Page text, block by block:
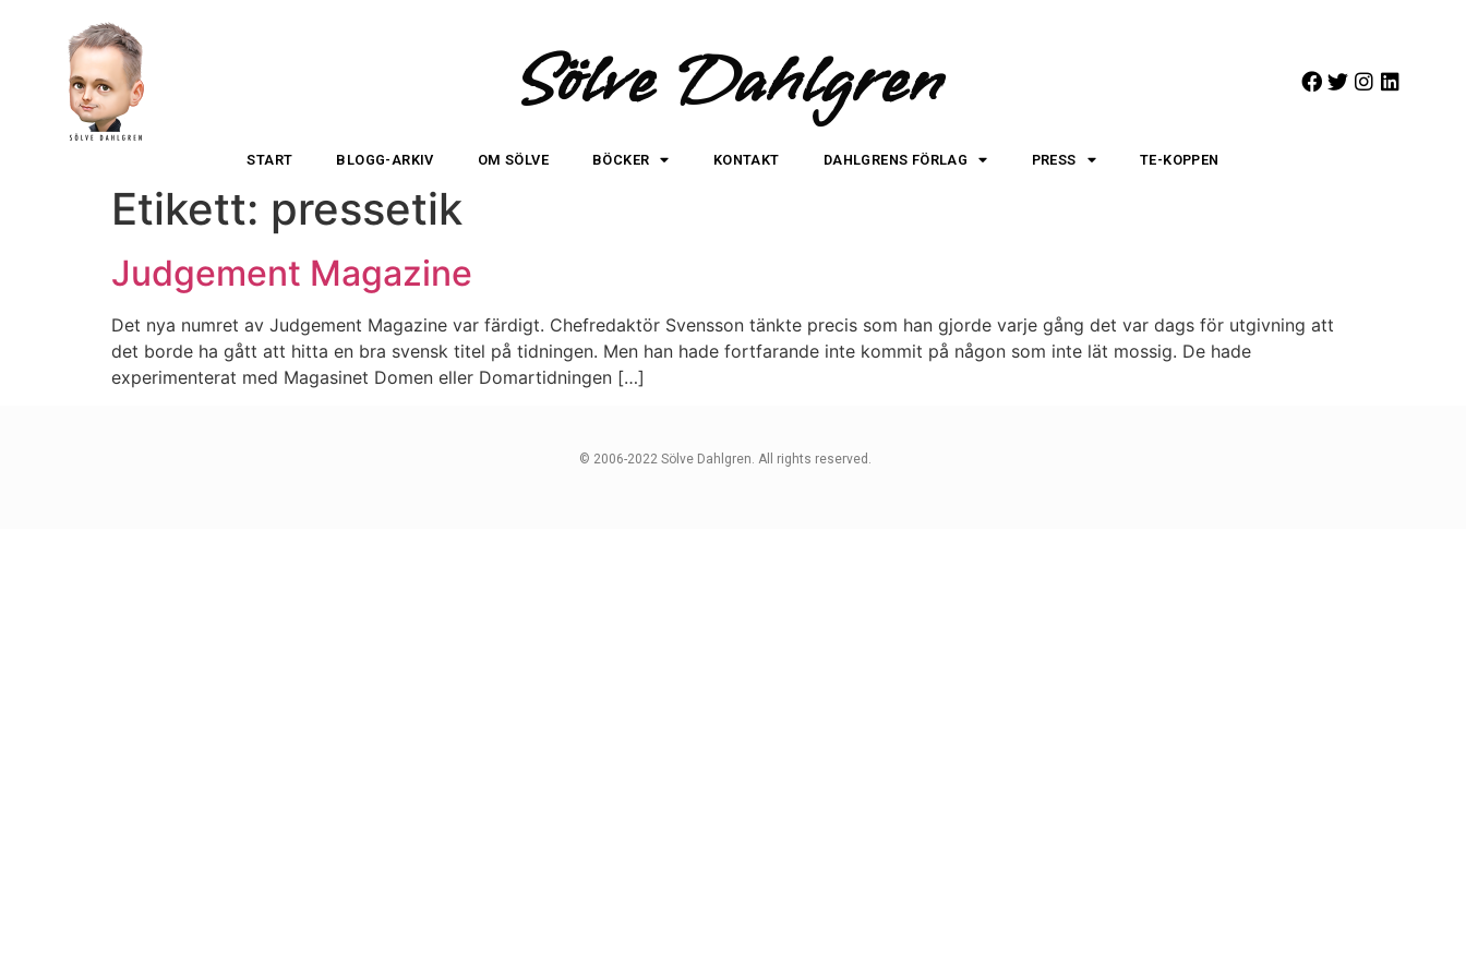
Sölve Dahlgren
START BLOGG-ARKIV OM SÖLVE BÖCKER KONTAKT DAHLGRENS FÖRLAG PRESS TE-KOPPEN
Etikett: pressetik
Judgement Magazine
Det nya numret av Judgement Magazine var färdigt. Chefredaktör Svensson tänkte precis som han gjorde varje gång det var dags för utgivning att
det borde ha gått att hitta en bra svensk titel på tidningen. Men han hade fortfarande inte kommit på någon som inte lät mossig. De hade
experimenterat med Magasinet Domen eller Domartidningen […]
© 2006-2022 Sölve Dahlgren. All rights reserved.